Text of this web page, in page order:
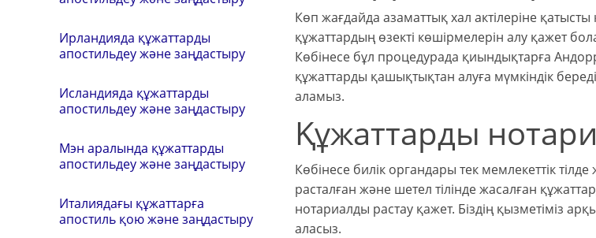
Ирландияда құжаттарды
апостильдеу және заңдастыру
Исландияда құжаттарды
апостильдеу және заңдастыру
Мэн аралында құжаттарды
апостильдеу және заңдастыру
Италиядағы құжаттарға
апостиль қою және заңдастыру
Көп жағдайда азаматтық хал актілеріне
құжаттардың өзекті көшірмелерін алу қажет
Көбінесе бұл процедурада қиындықтарға
құжаттарды қашықтықтан алуға мүмкіндік
аламыз.
Құжаттарды
Көбінесе билік органдары тек мемлекеттік
расталған және шетел тілінде жасалған
нотариалды растау қажет. Біздің қызметіміз
аласыз.